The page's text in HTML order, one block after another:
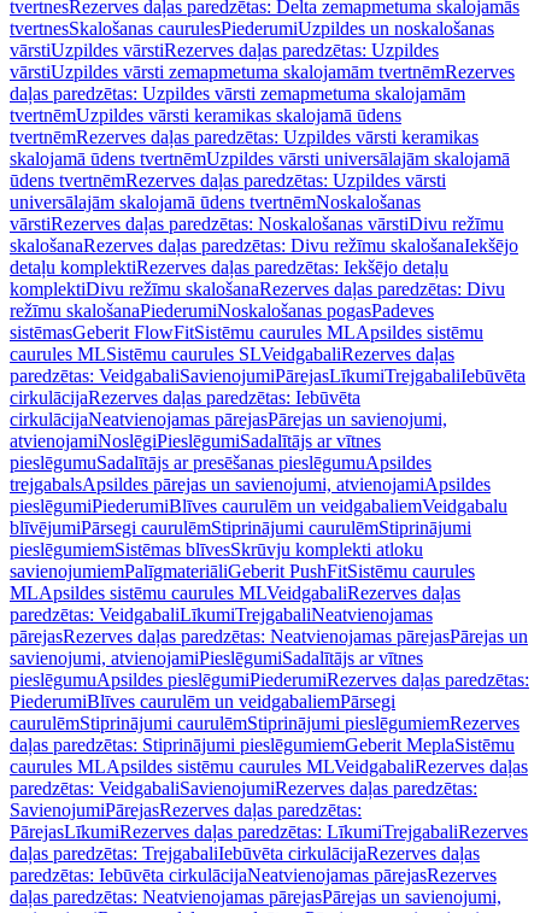
tvertnesRezerves daļas paredzētas: Delta zemapmetuma skalojamās
tvertnesSkalošanas caurulesPiederumiUzpildes un noskalošanas
vārstiUzpildes vārstiRezerves daļas paredzētas: Uzpildes
vārstiUzpildes vārsti zemapmetuma skalojamām tvertnēmRezerves
daļas paredzētas: Uzpildes vārsti zemapmetuma skalojamām
tvertnēmUzpildes vārsti keramikas skalojamā ūdens
tvertnēmRezerves daļas paredzētas: Uzpildes vārsti keramikas
skalojamā ūdens tvertnēmUzpildes vārsti universālajām skalojamā
ūdens tvertnēmRezerves daļas paredzētas: Uzpildes vārsti
universālajām skalojamā ūdens tvertnēmNoskalošanas
vārstiRezerves daļas paredzētas: Noskalošanas vārstiDivu režīmu
skalošanaRezerves daļas paredzētas: Divu režīmu skalošanaIekšējo
detaļu komplektiRezerves daļas paredzētas: Iekšējo detaļu
komplektiDivu režīmu skalošanaRezerves daļas paredzētas: Divu
režīmu skalošanaPiederumiNoskalošanas pogasPadeves
sistēmasGeberit FlowFitSistēmu caurules MLApsildes sistēmu
caurules MLSistēmu caurules SLVeidgabaliRezerves daļas
paredzētas: VeidgabaliSavienojumiPārejasLīkumiTrejgabaliIebūvēta
cirkulācijaRezerves daļas paredzētas: Iebūvēta
cirkulācijaNeatvienojamas pārejasPārejas un savienojumi,
atvienojamiNoslēgiPieslēgumiSadalītājs ar vītnes
pieslēgumuSadalītājs ar presēšanas pieslēgumuApsildes
trejgabalsApsildes pārejas un savienojumi, atvienojamiApsildes
pieslēgumiPiederumiBlīves caurulēm un veidgabaliemVeidgabalu
blīvējumiPārsegi caurulēmStiprinājumi caurulēmStiprinājumi
pieslēgumiemSistēmas blīvesSkrūvju komplekti atloku
savienojumiemPalīgmateriāliGeberit PushFitSistēmu caurules
MLApsildes sistēmu caurules MLVeidgabaliRezerves daļas
paredzētas: VeidgabaliLīkumiTrejgabaliNeatvienojamas
pārejasRezerves daļas paredzētas: Neatvienojamas pārejasPārejas un
savienojumi, atvienojamiPieslēgumiSadalītājs ar vītnes
pieslēgumuApsildes pieslēgumiPiederumiRezerves daļas paredzētas:
PiederumiBlīves caurulēm un veidgabaliemPārsegi
caurulēmStiprinājumi caurulēmStiprinājumi pieslēgumiemRezerves
daļas paredzētas: Stiprinājumi pieslēgumiemGeberit MeplaSistēmu
caurules MLApsildes sistēmu caurules MLVeidgabaliRezerves daļas
paredzētas: VeidgabaliSavienojumiRezerves daļas paredzētas:
SavienojumiPārejasRezerves daļas paredzētas:
PārejasLīkumiRezerves daļas paredzētas: LīkumiTrejgabaliRezerves
daļas paredzētas: TrejgabaliIebūvēta cirkulācijaRezerves daļas
paredzētas: Iebūvēta cirkulācijaNeatvienojamas pārejasRezerves
daļas paredzētas: Neatvienojamas pārejasPārejas un savienojumi,